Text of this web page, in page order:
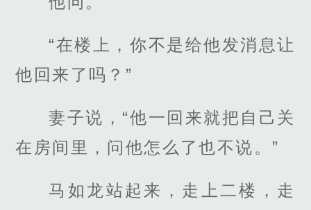
“在楼上，你不是给他发消息让
他回来了吗？”
妻子说，“他一回来就把自己关
在房间里，问他怎么了也不说。”
马如龙站起来，走上二楼，走